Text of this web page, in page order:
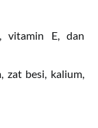
vitamin E, dan
zat besi, kalium,